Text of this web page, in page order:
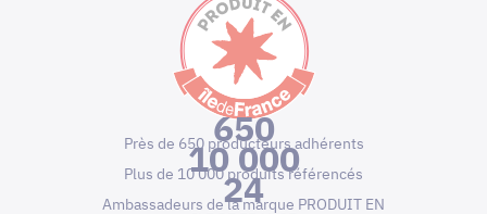
650
Près de 650 producteurs adhérents
10 000
Plus de 10 000 produits référencés
24
Ambassadeurs de la marque PRODUIT EN